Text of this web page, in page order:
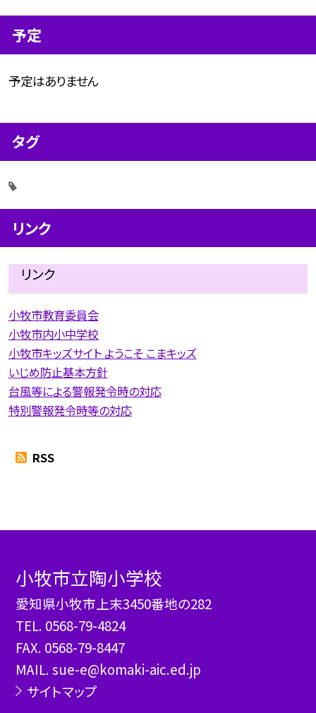
予定
予定はありません
タグ
リンク
リンク
小牧市教育委員会
小牧市内小中学校
小牧市キッズサイト ようこそ こまキッズ
いじめ防止基本方針
台風等による警報発令時の対応
特別警報発令時等の対応
RSS
小牧市立陶小学校
愛知県小牧市上末3450番地の282
TEL. 0568-79-4824
FAX. 0568-79-8447
MAIL. sue-e@komaki-aic.ed.jp
サイトマップ